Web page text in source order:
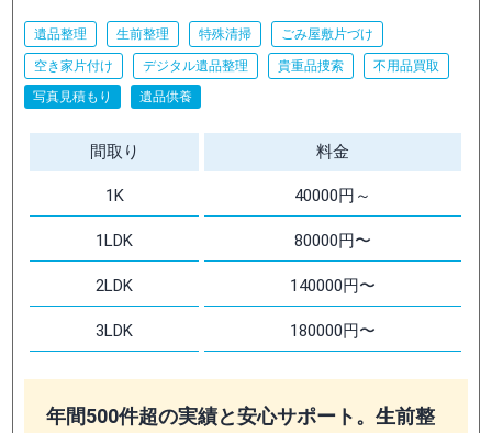
遺品整理 生前整理 特殊清掃 ごみ屋敷片づけ
空き家片付け デジタル遺品整理 貴重品捜索
不用品買取
写真見積もり
遺品供養
間取り 料金
1K 40000円～
1LDK 80000円〜
2LDK 140000円〜
3LDK 180000円〜
年間500件超の実績と安心サポート。生前整